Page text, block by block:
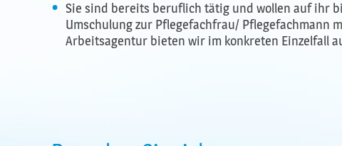
Sie sind bereits beruflich tätig und wollen auf ihr
Umschulung zur Pflegefachfrau/ Pflegefachmann
Arbeitsagentur bieten wir im konkreten Einzelfall